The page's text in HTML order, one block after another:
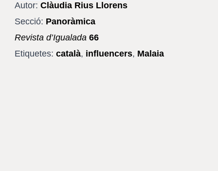
Autor: Clàudia Rius Llorens
Secció: Panoràmica
Revista d’Igualada 66
Etiquetes: català, influencers, Malaia